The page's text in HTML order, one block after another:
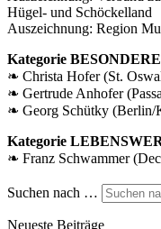
Hügel- und Schöckelland
Auszeichnung: Region
Kategorie
❧ Christa Hofer (St.
❧ Gertrude Anhofer
❧ Georg Schütky (Berlin/
Kategorie
❧ Franz Schwammer
Suchen nach …
Neueste Beiträge